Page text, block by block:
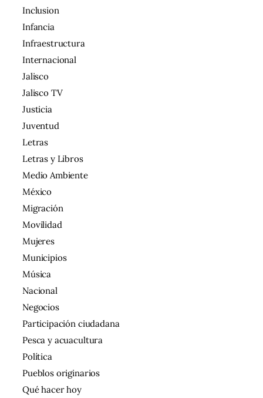
Inclusion
Infancia
Infraestructura
Internacional
Jalisco
Jalisco TV
Justicia
Juventud
Letras
Letras y Libros
Medio Ambiente
México
Migración
Movilidad
Mujeres
Municipios
Música
Nacional
Negocios
Participación ciudadana
Pesca y acuacultura
Política
Pueblos originarios
Qué hacer hoy